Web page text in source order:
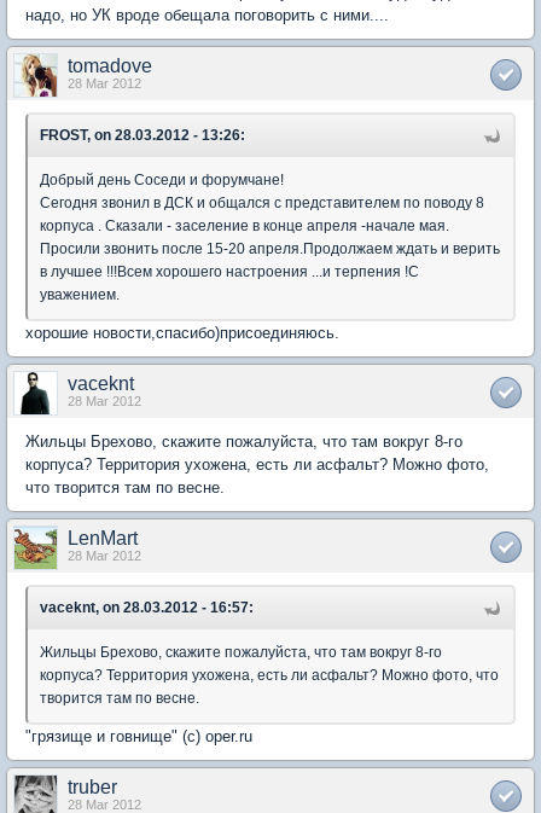
надо, но УК вроде обещала поговорить с ними....
tomadove
28 Mar 2012
FROST, on 28.03.2012 - 13:26:
Добрый день Соседи и форумчане!
Сегодня звонил в ДСК и общался с представителем по поводу 8
корпуса . Сказали - заселение в конце апреля -начале мая.
Просили звонить после 15-20 апреля.Продолжаем ждать и верить
в лучшее !!!Всем хорошего настроения ...и терпения !С
уважением.
хорошие новости,спасибо)присоединяюсь.
vaceknt
28 Mar 2012
Жильцы Брехово, скажите пожалуйста, что там вокруг 8-го
корпуса? Территория ухожена, есть ли асфальт? Можно фото,
что творится там по весне.
LenMart
28 Mar 2012
vaceknt, on 28.03.2012 - 16:57:
Жильцы Брехово, скажите пожалуйста, что там вокруг 8-го
корпуса? Территория ухожена, есть ли асфальт? Можно фото, что
творится там по весне.
"грязище и говнище" (с) oper.ru
truber
28 Mar 2012